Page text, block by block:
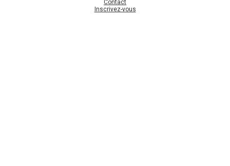
Contact
Inscrivez-vous